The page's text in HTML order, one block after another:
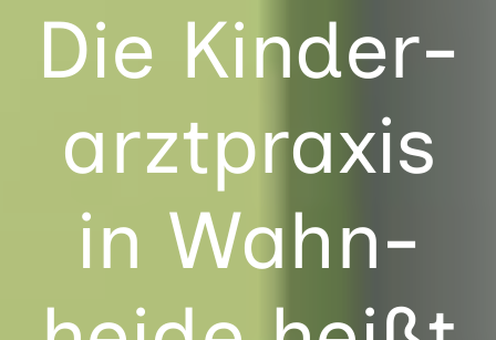
Die Kinder­
arzt­praxis
in Wahn­